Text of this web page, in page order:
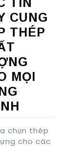
CUNG
THÉP
MỌI
chọn thép
cho các